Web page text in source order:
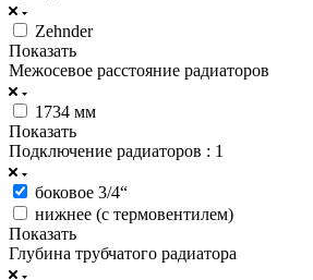
Zehnder
Показать
Межосевое расстояние радиаторов
1734 мм
Показать
Подключение радиаторов : 1
боковое 3/4“
нижнее (с термовентилем)
Показать
Глубина трубчатого радиатора